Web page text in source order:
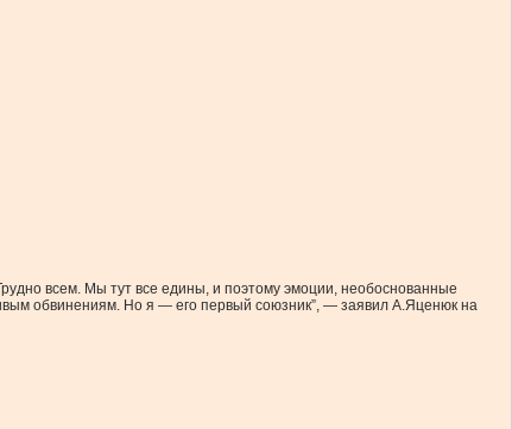
всем. Мы тут все едины, и поэтому эмоции, необоснованные
обвинениям. Но я — его первый союзник”, — заявил А.Яценюк на